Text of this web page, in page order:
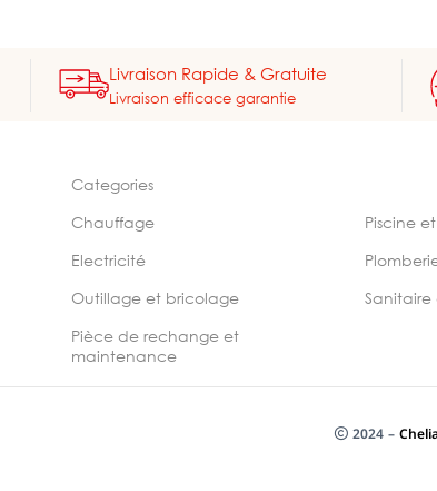
Livraison Rapide & Gratuite
Livraison efficace garantie
Categories
Chauffage
Electricité
Outillage et bricolage
Pièce de rechange et
maintenance
Piscine et
2024 –